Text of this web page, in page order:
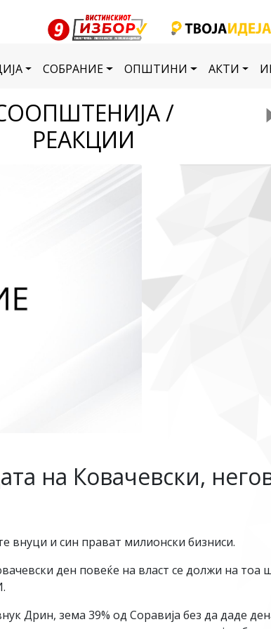
СОБРАНИЕ ОПШТИНИ АКТИ
/
РЕАКЦИИ
на Ковачевски,
внуци и син прават милионски бизниси.
ден повеќе на власт се должи на тоа
Дрин, зема 39% од Соравија без да даде